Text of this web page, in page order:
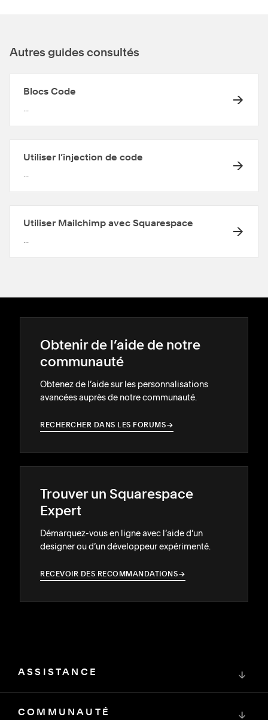
Autres guides consultés
Blocs Code
...
Utiliser l’injection de code
...
Utiliser Mailchimp avec Squarespace
...
Obtenir de l’aide de notre
communauté
Obtenez de l’aide sur les personnalisations
avancées auprès de notre communauté.
RECHERCHER DANS LES FORUMS→
→
Trouver un Squarespace
Expert
Démarquez-vous en ligne avec l’aide d’un
designer ou d’un développeur expérimenté.
RECEVOIR DES RECOMMANDATIONS→
→
ASSISTANCE ↓
COMMUNAUTÉ ↓